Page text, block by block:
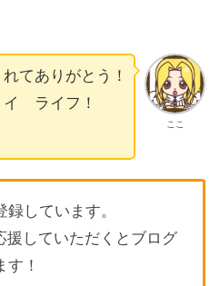
ここ
てありがとう！
ライフ！
録しています。
援していただくとブログ
！